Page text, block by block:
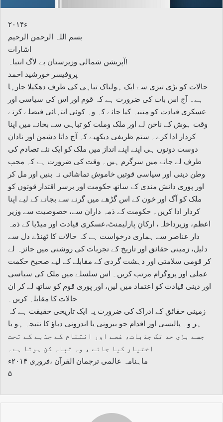
۲۰۱۴ء
بسم اللہ الرحمن الرحیم
اشارات
آپریشن شمالی وزیرستان بے لاگ انتباہ!
پروفیسر خورشید احمد
حالات کو بڑی تیزی سے ایک ہولناک تباہی کی طرف دھکیلا جارہا
ہے۔ آج اس بات کی ضرورت ہے کہ قوم اور اس کی سیاسی اور
عسکری قیادت کو متنبہ کیا جائے کہ وہ کوئی انتہائی فیصلے کرتے
وقت ہوش کے ناخن لے اور ملک وملت کو تباہی سے بچانے میں اپنا
کردار ادا کرے۔ ستم ظریفی دیکھیے کہ آج داتا دشمن اور نادان
دوست دونوں ہی اپنے اپنے انداز میں ملک کو ایک نئے تصادم کی
طرف لے جانے میں سرگرم ہیں۔ وقت کی ضرورت ہے کہ محب
وطن دینی اور سیاسی قوتیں خاموش تماشائی نہ بنیں اور مل کر
اور پوری دانش مندی کے ساتھ حکومت اور برسر اقتدار قوتوں کو
ملک کو آگ اور خون کے اس گڑھے میں گرنے سے بچانے کے لیے اپنا
کردار ادا کریں۔ حکومت کے ذمہ داران سے، خصوصیت سے وزیر
اعظم، وزیرداخلہ، ارکانِ پارلیمنٹ،عسکری قیادت اور میڈیا کے ذمہ
دار عناصر سے ہماری درخواست ہے کہ حالات کا ٹھنڈے دل سے
دلیل، زمینی حقائق اور تاریخ کے تجربات کی روشنی میں جائزہ لے
کر قومی سلامتی اور دہشت گردی کے مقابلے کے لیے صحیح حکمت
عملی اور پروگرام مرتب کریں۔ اس سلسلے میں ملک کی سیاسی
اور دینی قیادت کو اعتماد میں لیں، اور پوری قوم کو ساتھ لے کر ان
حالات کا مقابلہ کریں۔
زمینی حقائق کے ادراک کی ضرورت یہ ایک تاریخی حقیقت ہے کہ
ہر وہ پالیسی اور اقدام جو بیرونی یا اندرونی دباؤ کا نتیجہ ہو یا
جسے بڑی حد تک جذبات، غصے اور انتقام کے جذبے کے تحت
اختیار کیا جائے ، وہ تباہ کن ہوتا ہے۔
ماہنامہ عالمی ترجمان القرآن ،فروری ۲۰۱۴ء
۵